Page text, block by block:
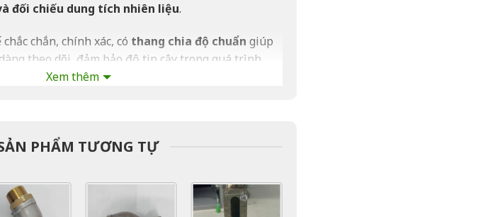
đối chiếu dung tích nhiên liệu.
chắn, chính xác, có thang chia độ chuẩn giúp
theo dõi, đảm bảo độ tin cậy trong quá trình
lít.
xácđể hiệu chuẩn nhiên liệu.
Xem thêm
PHẨM TƯƠNG TỰ